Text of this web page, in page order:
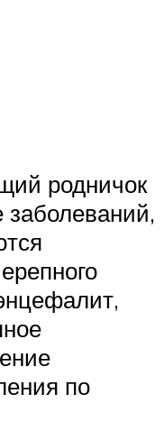
родничок
по